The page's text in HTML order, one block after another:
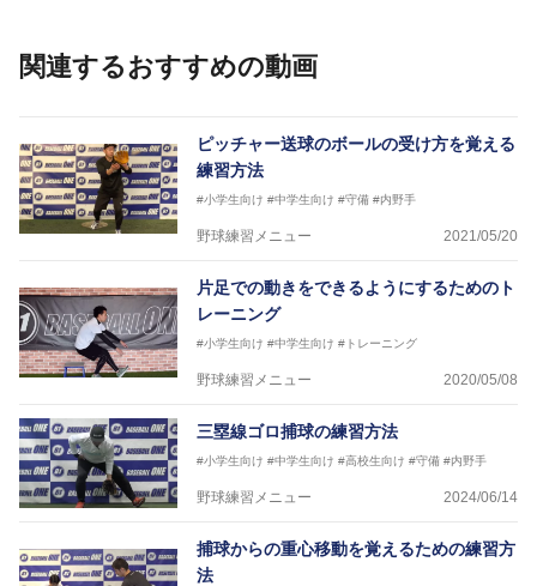
関連するおすすめの動画
ピッチャー送球のボールの受け方を覚える
練習方法
#小学生向け #中学生向け #守備 #内野手
野球練習メニュー 2021/05/20
片足での動きをできるようにするためのト
レーニング
#小学生向け #中学生向け #トレーニング
野球練習メニュー 2020/05/08
三塁線ゴロ捕球の練習方法
#小学生向け #中学生向け #高校生向け #守備 #内野手
野球練習メニュー 2024/06/14
捕球からの重心移動を覚えるための練習方
法